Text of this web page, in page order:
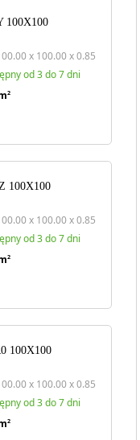
100X100
x 100.00 x 0.85
od 3 do 7 dni
2
100X100
x 100.00 x 0.85
od 3 do 7 dni
2
100X100
x 100.00 x 0.85
od 3 do 7 dni
2